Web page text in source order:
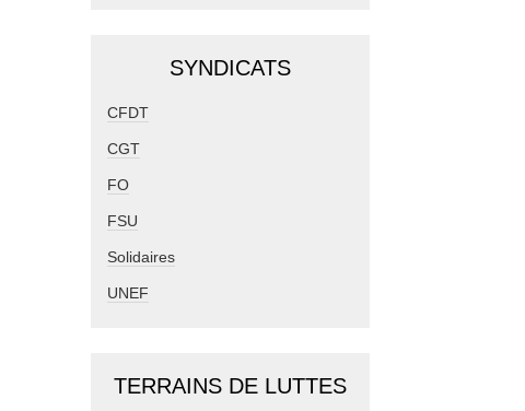
SYNDICATS
CFDT
CGT
FO
FSU
Solidaires
UNEF
TERRAINS DE LUTTES